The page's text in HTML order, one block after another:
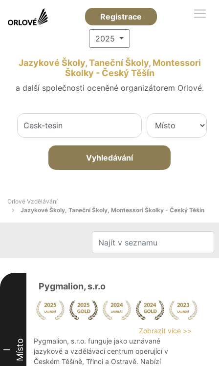
Registrace
2025
Jazykové Školy, Taneční Školy, Montessori
Školky - Český Těšín
a další společnosti oceněné organizátorem Orlové.
Vyhledávání
Orlové Vzdělávání
Jazykové Školy, Taneční Školy, Montessori Školky - Český Těšín
I Místo
Pygmalion, s.r.o
Zobrazit více >>
Pygmalion, s.r.o. funguje jako uznávané
jazykové a vzdělávací centrum operující v
Českém Těšíně, Třinci a Ostravě. Nabízí